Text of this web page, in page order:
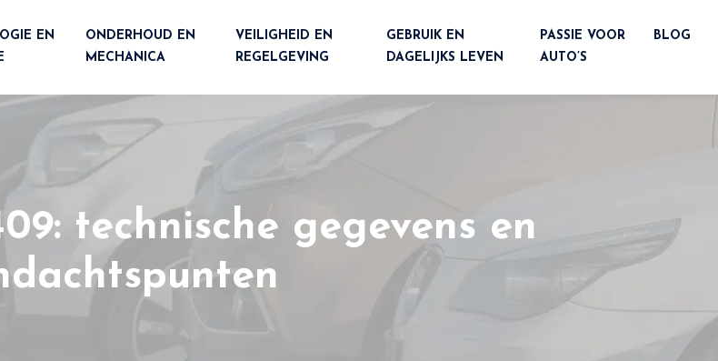
EN
ONDERHOUD EN
MECHANICA
VEILIGHEID EN
REGELGEVING
GEBRUIK EN
DAGELIJKS LEVEN
PASSIE VOOR
AUTO’S
BLOG
technische gegevens en